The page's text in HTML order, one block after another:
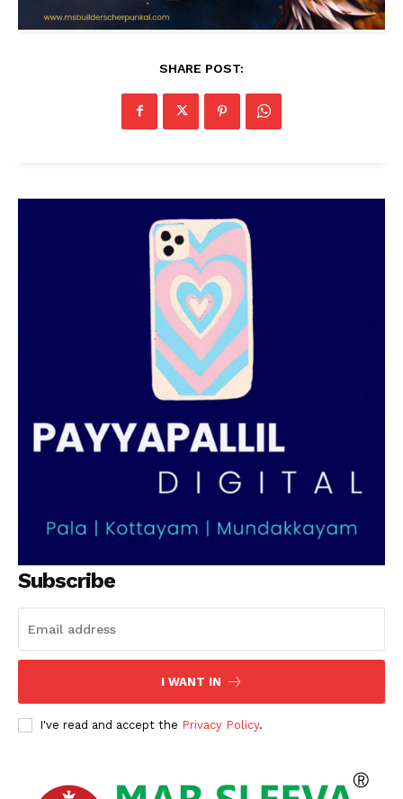
SHARE POST:
Subscribe
I WANT IN
I've read and accept the Privacy Policy.